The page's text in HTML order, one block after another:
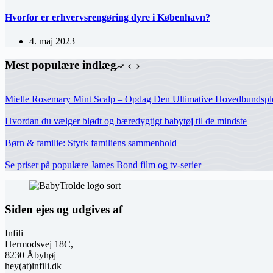
Hvorfor er erhvervsrengøring dyre i København?
4. maj 2023
Mest populære indlæg
Mielle Rosemary Mint Scalp – Opdag Den Ultimative
Hvordan du vælger blødt og bæredygtigt babytøj til de mindste
Børn & familie: Styrk familiens sammenhold
Se priser på populære James Bond film og tv-serier
Siden ejes og udgives af
Infili
Hermodsvej 18C,
8230 Åbyhøj
hey(at)infili.dk